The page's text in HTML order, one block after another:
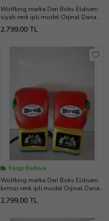
Wolfking marka Deri Boks Eldiveni
siyah renk ipli model Orjinal Dana
derisidir. 10-12-14-16oz büyüklükte
İstediğiniz Bedeni msj ile bildiriniz
2.799,00 TL
Kargo Bedava
Wolfking marka Deri Boks Eldiveni
kırmızı renk ipli model Orjinal Dana
derisidir. 10-12-14-16oz büyüklükte
İstediğiniz Bedeni msj ile bildiriniz
2.799,00 TL